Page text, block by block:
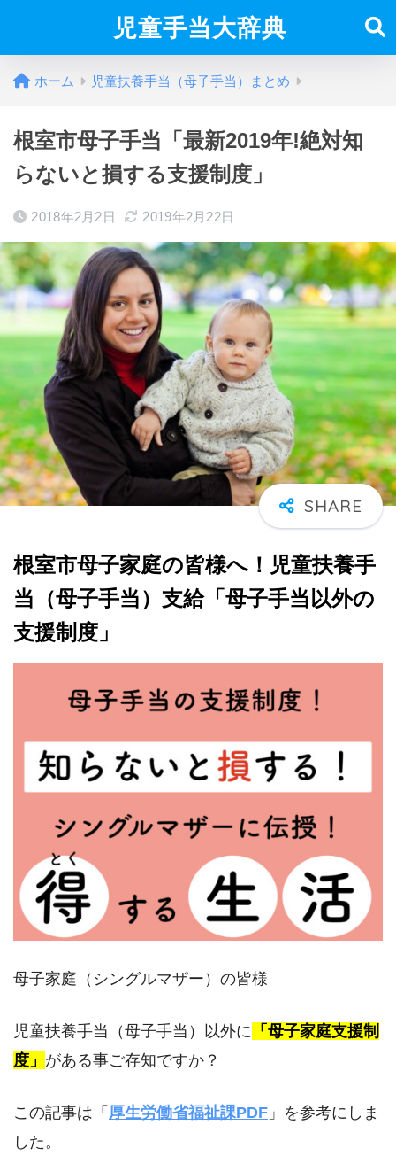
児童手当大辞典
ホーム 児童扶養手当（母子手当）まとめ
根室市母子手当「最新2019年!絶対知
らないと損する支援制度」
2018年2月2日 2019年2月22日
根室市母子家庭の皆様へ！児童扶養手
当（母子手当）支給「母子手当以外の
支援制度」
母子家庭（シングルマザー）の皆様
児童扶養手当（母子手当）以外に 「母子家庭支援制
度」 がある事ご存知ですか？
この記事は「 厚生労働省福祉課PDF 」を参考にしま
した。